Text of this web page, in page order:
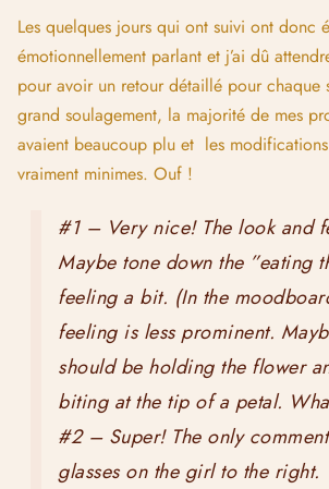
Les quelques jours qui ont suivi ont donc
émotionnellement parlant et j’ai dû
pour avoir un retour détaillé pour chaque
grand soulagement, la majorité de mes
avaient beaucoup plu et les
vraiment minimes. Ouf !
#1 – Very nice! The look and
Maybe tone down the ”eating
feeling a bit. (In the
feeling is less prominent.
should be holding the flower
biting at the tip of a petal.
#2 – Super! The only
glasses on the girl to the right.